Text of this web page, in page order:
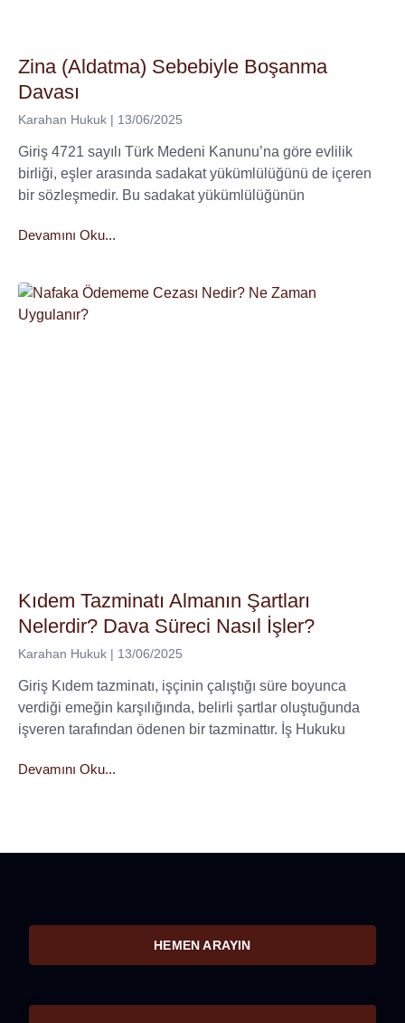
Zina (Aldatma) Sebebiyle Boşanma
Davası
Karahan Hukuk 13/06/2025
Giriş 4721 sayılı Türk Medeni Kanunu’na göre evlilik
birliği, eşler arasında sadakat yükümlülüğünü de içeren
bir sözleşmedir. Bu sadakat yükümlülüğünün
Devamını Oku...
Kıdem Tazminatı Almanın Şartları
Nelerdir? Dava Süreci Nasıl İşler?
Karahan Hukuk 13/06/2025
Giriş Kıdem tazminatı, işçinin çalıştığı süre boyunca
verdiği emeğin karşılığında, belirli şartlar oluştuğunda
işveren tarafından ödenen bir tazminattır. İş Hukuku
Devamını Oku...
HEMEN ARAYIN